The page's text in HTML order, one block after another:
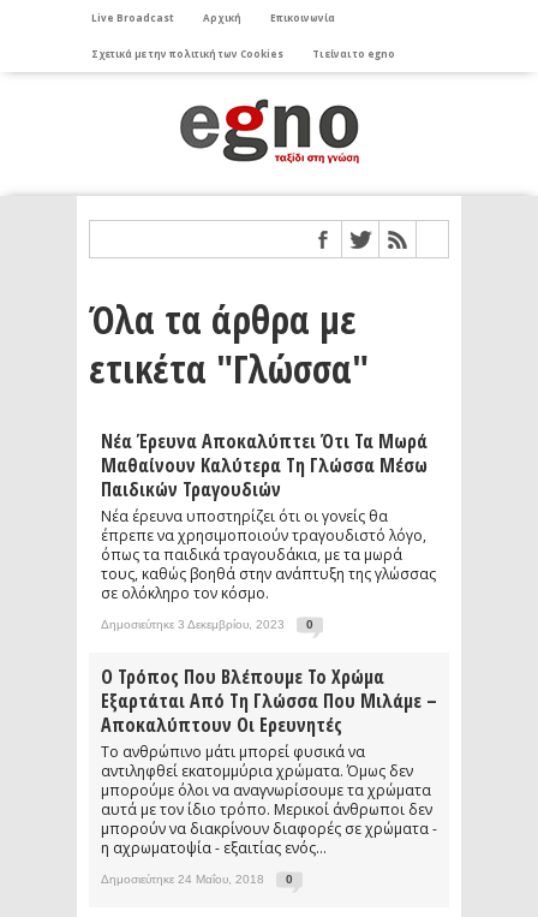
Live Broadcast Αρχική Επικοινωνία
Σχετικά με την πολιτική των Cookies Τι είναι το egno
Όλα τα άρθρα με
ετικέτα "Γλώσσα"
Νέα Έρευνα Αποκαλύπτει Ότι Τα Μωρά
Μαθαίνουν Καλύτερα Τη Γλώσσα Μέσω
Παιδικών Τραγουδιών
Νέα έρευνα υποστηρίζει ότι οι γονείς θα
έπρεπε να χρησιμοποιούν τραγουδιστό λόγο,
όπως τα παιδικά τραγουδάκια, με τα μωρά
τους, καθώς βοηθά στην ανάπτυξη της γλώσσας
σε ολόκληρο τον κόσμο.
Δημοσιεύτηκε 3 Δεκεμβρίου, 2023 0
Ο Τρόπος Που Βλέπουμε Το Χρώμα
Εξαρτάται Από Τη Γλώσσα Που Μιλάμε –
Αποκαλύπτουν Οι Ερευνητές
Το ανθρώπινο μάτι μπορεί φυσικά να
αντιληφθεί εκατομμύρια χρώματα. Όμως δεν
μπορούμε όλοι να αναγνωρίσουμε τα χρώματα
αυτά με τον ίδιο τρόπο. Μερικοί άνθρωποι δεν
μπορούν να διακρίνουν διαφορές σε χρώματα -
η αχρωματοψία - εξαιτίας ενός...
Δημοσιεύτηκε 24 Μαΐου, 2018 0